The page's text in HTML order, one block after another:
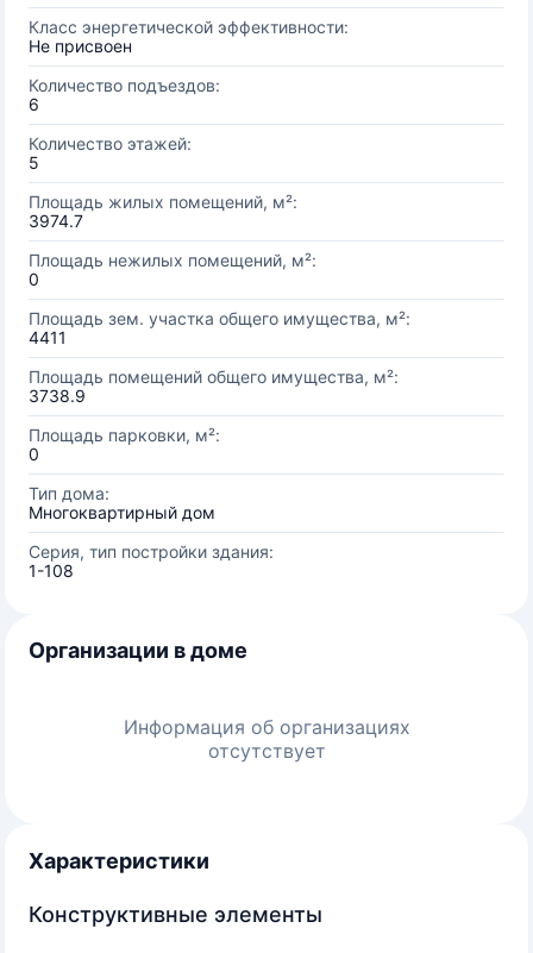
Класс энергетической эффективности:
Не присвоен
Количество подъездов:
6
Количество этажей:
5
Площадь жилых помещений, м²:
3974.7
Площадь нежилых помещений, м²:
0
Площадь зем. участка общего имущества, м²:
4411
Площадь помещений общего имущества, м²:
3738.9
Площадь парковки, м²:
0
Тип дома:
Многоквартирный дом
Серия, тип постройки здания:
1-108
Организации в доме
Информация об организациях
отсутствует
Характеристики
Конструктивные элементы